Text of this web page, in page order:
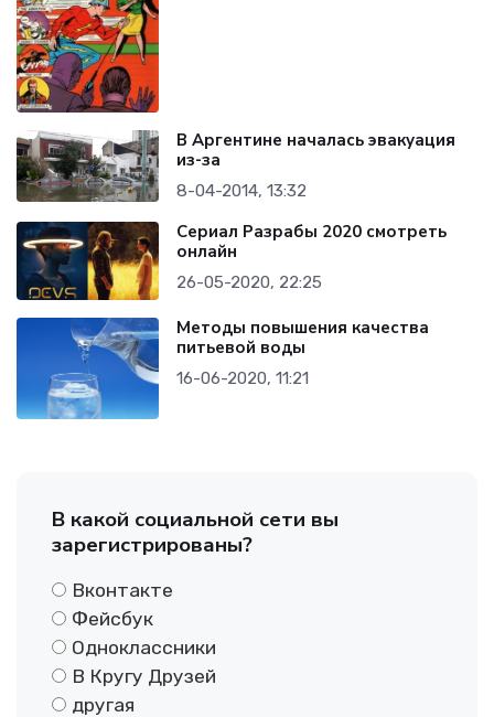
В Аргентине началась эвакуация
из-за
8-04-2014, 13:32
Сериал Разрабы 2020 смотреть
онлайн
26-05-2020, 22:25
Методы повышения качества
питьевой воды
16-06-2020, 11:21
В какой социальной сети вы
зарегистрированы?
Вконтакте
Фейсбук
Одноклассники
В Кругу Друзей
другая